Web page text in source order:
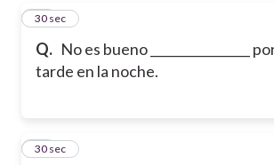
Q. No es bueno ________________
tarde en la noche.
29
30 sec
30
30 sec